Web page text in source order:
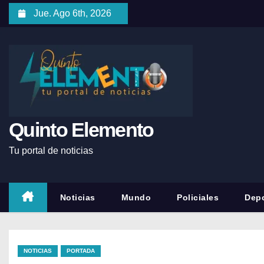
Jue. Ago 6th, 2026
Quinto Elemento
Tu portal de noticias
Noticias Mundo Policiales
NOTICIAS PORTADA